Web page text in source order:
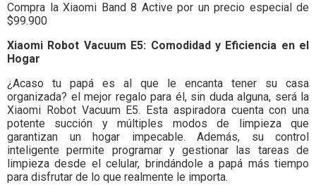
Compra la Xiaomi Band 8 Active por un precio especial de
$99.900
Xiaomi Robot Vacuum E5: Comodidad y Eficiencia en el
Hogar
¿Acaso tu papá es al que le encanta tener su casa
organizada? el mejor regalo para él, sin duda alguna, será la
Xiaomi Robot Vacuum E5. Esta aspiradora cuenta con una
potente succión y múltiples modos de limpieza que
garantizan un hogar impecable. Además, su control
inteligente permite programar y gestionar las tareas de
limpieza desde el celular, brindándole a papá más tiempo
para disfrutar de lo que realmente le importa.